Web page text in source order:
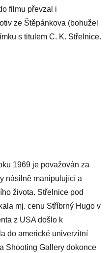
filmu převzal i
ze Štěpánkova (bohužel
s titulem C. K. Střelnice.
1969 je považován za
násilně manipulující a
života. Střelnice pod
mj. cenu Stříbrný Hugo v
z USA došlo k
do americké univerzitní
Shooting Gallery dokonce